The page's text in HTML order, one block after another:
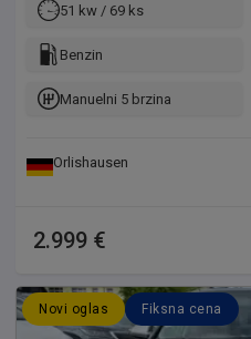
51 kw / 69 ks
Benzin
Manuelni 5 brzina
Orlishausen
2.999 €
Novi oglas Fiksna cena